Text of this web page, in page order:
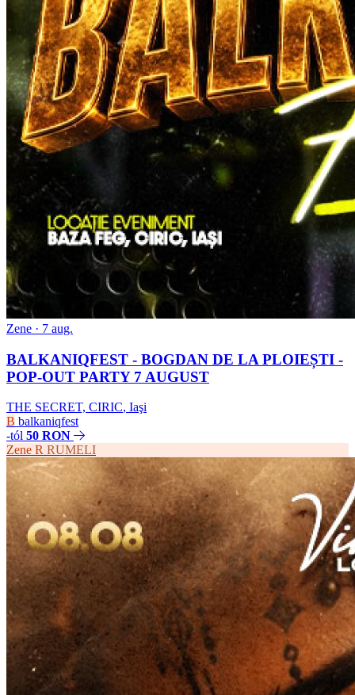
Zene · 7 aug.
BALKANIQFEST - BOGDAN DE LA PLOIEȘTI -
POP-OUT PARTY 7 AUGUST
THE SECRET, CIRIC, Iaşi
B balkaniqfest
-tól 50 RON
Zene R RUMELI